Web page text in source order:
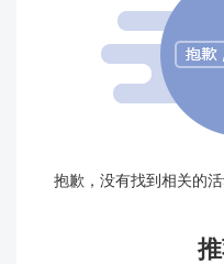
抱歉，没有找到相关的